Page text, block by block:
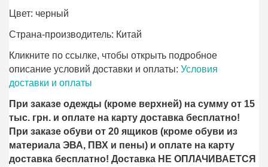
Цвет: черный
Страна-производитель: Китай
Кликните по ссылке, чтобы открыть подробное
описание условий доставки и оплаты:Условия
доставки и оплаты
При заказе одежды (кроме верхней) на сумму от 15
тыс. грн. и оплате на карту доставка бесплатно!
При заказе обуви от 20 ящиков (кроме обуви из
материала ЭВА, ПВХ и пены) и оплате на карту
доставка бесплатно! Доставка НЕ ОПЛАЧИВАЕТСЯ